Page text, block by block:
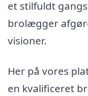
et stilfuldt
brolægger
visioner.
Her på vores
en kvalificeret